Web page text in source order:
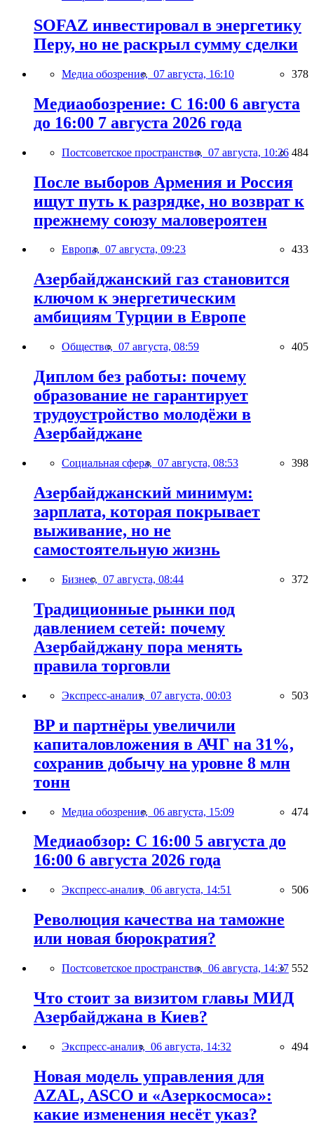
SOFAZ инвестировал в энергетику
Перу, но не раскрыл сумму сделки
Медиа обозрение, 07 августа, 16:10 378
Медиаобозрение: С 16:00 6 августа
до 16:00 7 августа 2026 года
Постсоветское пространство, 07 августа, 10:26 484
После выборов Армения и Россия
ищут путь к разрядке, но возврат к
прежнему союзу маловероятен
Европа, 07 августа, 09:23 433
Азербайджанский газ становится
ключом к энергетическим
амбициям Турции в Европе
Общество, 07 августа, 08:59 405
Диплом без работы: почему
образование не гарантирует
трудоустройство молодёжи в
Азербайджане
Социальная сфера, 07 августа, 08:53 398
Азербайджанский минимум:
зарплата, которая покрывает
выживание, но не
самостоятельную жизнь
Бизнес, 07 августа, 08:44 372
Традиционные рынки под
давлением сетей: почему
Азербайджану пора менять
правила торговли
Экспресс-анализ, 07 августа, 00:03 503
BP и партнёры увеличили
капиталовложения в АЧГ на 31%,
сохранив добычу на уровне 8 млн
тонн
Медиа обозрение, 06 августа, 15:09 474
Медиаобзор: С 16:00 5 августа до
16:00 6 августа 2026 года
Экспресс-анализ, 06 августа, 14:51 506
Революция качества на таможне
или новая бюрократия?
Постсоветское пространство, 06 августа, 14:37 552
Что стоит за визитом главы МИД
Азербайджана в Киев?
Экспресс-анализ, 06 августа, 14:32 494
Новая модель управления для
AZAL, ASCO и «Азеркосмоса»:
какие изменения несёт указ?